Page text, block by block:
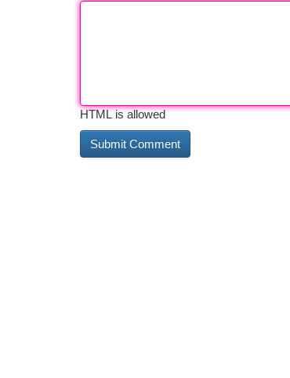
HTML is allowed